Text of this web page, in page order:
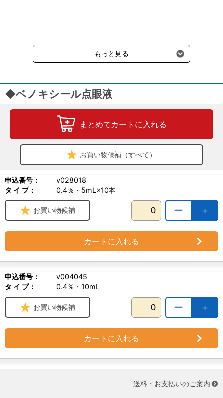
受けます。
もっと見る
◆ベノキシール点眼液
まとめてカートに入れる
お買い物候補（すべて）
申込番号：
v028018
タ イ プ：
0.4％・5mL×10本
＋
ー
お買い物候補
カートに入れる
申込番号：
v004045
タ イ プ：
0.4％・10mL
＋
ー
お買い物候補
カートに入れる
送料・お支払いのご案内